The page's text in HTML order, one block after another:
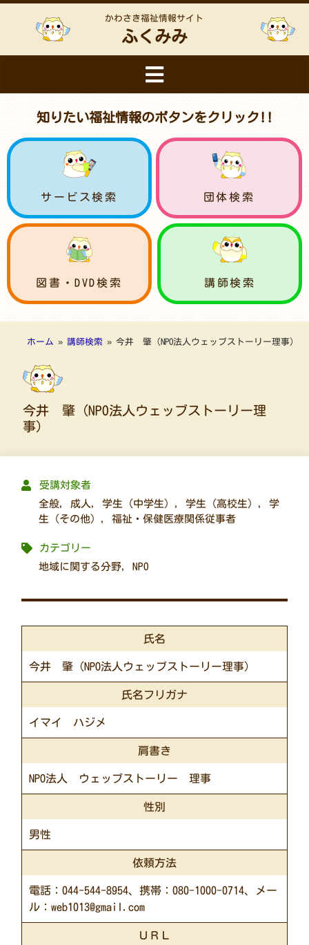
かわさき福祉情報サイト
ふくみみ
知りたい福祉情報のボタンをクリック!!
サービス検索 団体検索
図書・DVD検索 講師検索
ホーム » 講師検索 » 今井 肇（NPO法人ウェッブストーリー理事）
今井 肇（NPO法人ウェッブストーリー理
事）
受講対象者
全般, 成人, 学生（中学生）, 学生（高校生）, 学
生（その他）,福祉・保健医療関係従事者
カテゴリー
地域に関する分野, NPO
氏名
今井 肇（NPO法人ウェッブストーリー理事）
氏名フリガナ
イマイ ハジメ
肩書き
NPO法人 ウェッブストーリー 理事
性別
男性
依頼方法
電話：044-544-8954、携帯：080-1000-0714、メー
ル：web1013@gmail.com
ＵＲＬ